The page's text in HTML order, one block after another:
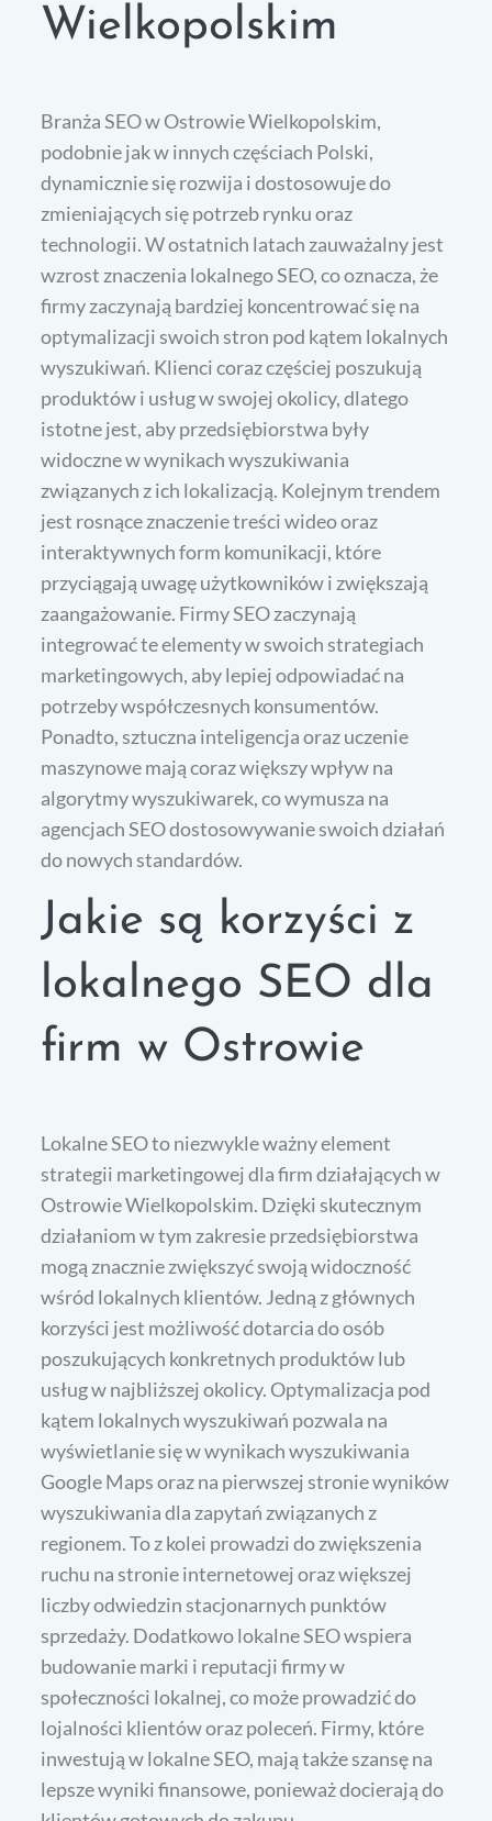
Wielkopolskim
Branża SEO w Ostrowie Wielkopolskim,
podobnie jak w innych częściach Polski,
dynamicznie się rozwija i dostosowuje do
zmieniających się potrzeb rynku oraz
technologii. W ostatnich latach zauważalny jest
wzrost znaczenia lokalnego SEO, co oznacza, że
firmy zaczynają bardziej koncentrować się na
optymalizacji swoich stron pod kątem lokalnych
wyszukiwań. Klienci coraz częściej poszukują
produktów i usług w swojej okolicy, dlatego
istotne jest, aby przedsiębiorstwa były
widoczne w wynikach wyszukiwania
związanych z ich lokalizacją. Kolejnym trendem
jest rosnące znaczenie treści wideo oraz
interaktywnych form komunikacji, które
przyciągają uwagę użytkowników i zwiększają
zaangażowanie. Firmy SEO zaczynają
integrować te elementy w swoich strategiach
marketingowych, aby lepiej odpowiadać na
potrzeby współczesnych konsumentów.
Ponadto, sztuczna inteligencja oraz uczenie
maszynowe mają coraz większy wpływ na
algorytmy wyszukiwarek, co wymusza na
agencjach SEO dostosowywanie swoich działań
do nowych standardów.
Jakie są korzyści z
lokalnego SEO dla
firm w Ostrowie
Lokalne SEO to niezwykle ważny element
strategii marketingowej dla firm działających w
Ostrowie Wielkopolskim. Dzięki skutecznym
działaniom w tym zakresie przedsiębiorstwa
mogą znacznie zwiększyć swoją widoczność
wśród lokalnych klientów. Jedną z głównych
korzyści jest możliwość dotarcia do osób
poszukujących konkretnych produktów lub
usług w najbliższej okolicy. Optymalizacja pod
kątem lokalnych wyszukiwań pozwala na
wyświetlanie się w wynikach wyszukiwania
Google Maps oraz na pierwszej stronie wyników
wyszukiwania dla zapytań związanych z
regionem. To z kolei prowadzi do zwiększenia
ruchu na stronie internetowej oraz większej
liczby odwiedzin stacjonarnych punktów
sprzedaży. Dodatkowo lokalne SEO wspiera
budowanie marki i reputacji firmy w
społeczności lokalnej, co może prowadzić do
lojalności klientów oraz poleceń. Firmy, które
inwestują w lokalne SEO, mają także szansę na
lepsze wyniki finansowe, ponieważ docierają do